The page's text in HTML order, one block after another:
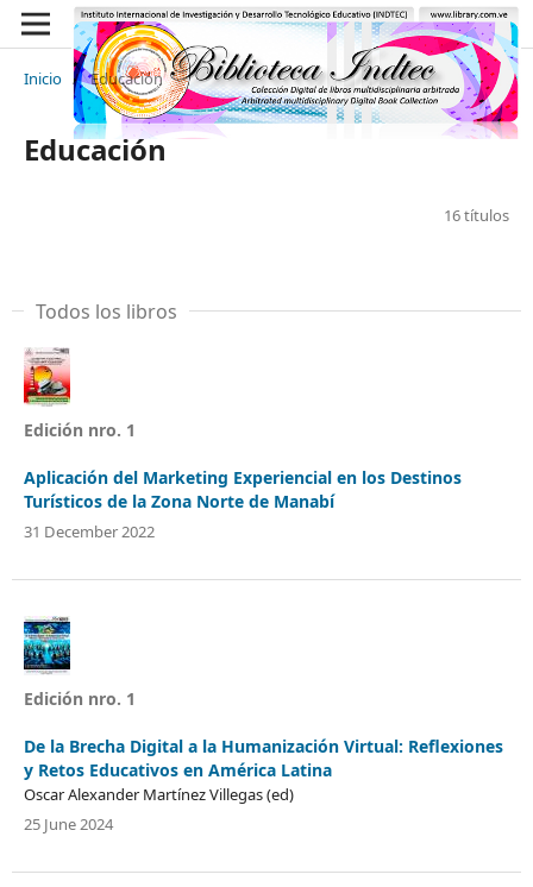
Inicio / Educación
Educación
16 títulos
Todos los libros
Edición nro. 1
Aplicación del Marketing Experiencial en los Destinos
Turísticos de la Zona Norte de Manabí
31 December 2022
Edición nro. 1
De la Brecha Digital a la Humanización Virtual: Reflexiones
y Retos Educativos en América Latina
Oscar Alexander Martínez Villegas (ed)
25 June 2024